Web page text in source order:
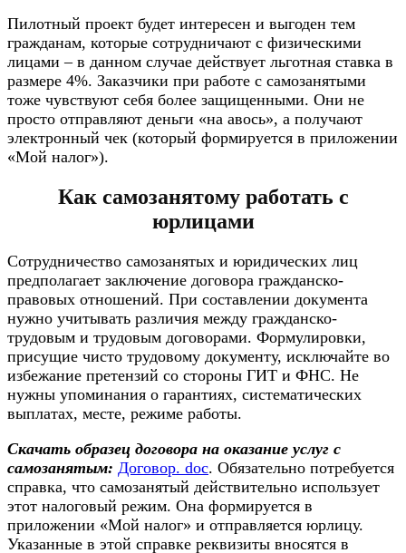
Пилотный проект будет интересен и выгоден тем
гражданам, которые сотрудничают с физическими
лицами – в данном случае действует льготная ставка в
размере 4%. Заказчики при работе с самозанятыми
тоже чувствуют себя более защищенными. Они не
просто отправляют деньги «на авось», а получают
электронный чек (который формируется в приложении
«Мой налог»).
Как самозанятому работать с
юрлицами
Сотрудничество самозанятых и юридических лиц
предполагает заключение договора гражданско-
правовых отношений. При составлении документа
нужно учитывать различия между гражданско-
трудовым и трудовым договорами. Формулировки,
присущие чисто трудовому документу, исключайте во
избежание претензий со стороны ГИТ и ФНС. Не
нужны упоминания о гарантиях, систематических
выплатах, месте, режиме работы.
Скачать образец договора на оказание услуг с
самозанятым: Договор. doc. Обязательно потребуется
справка, что самозанятый действительно использует
этот налоговый режим. Она формируется в
приложении «Мой налог» и отправляется юрлицу.
Указанные в этой справке реквизиты вносятся в